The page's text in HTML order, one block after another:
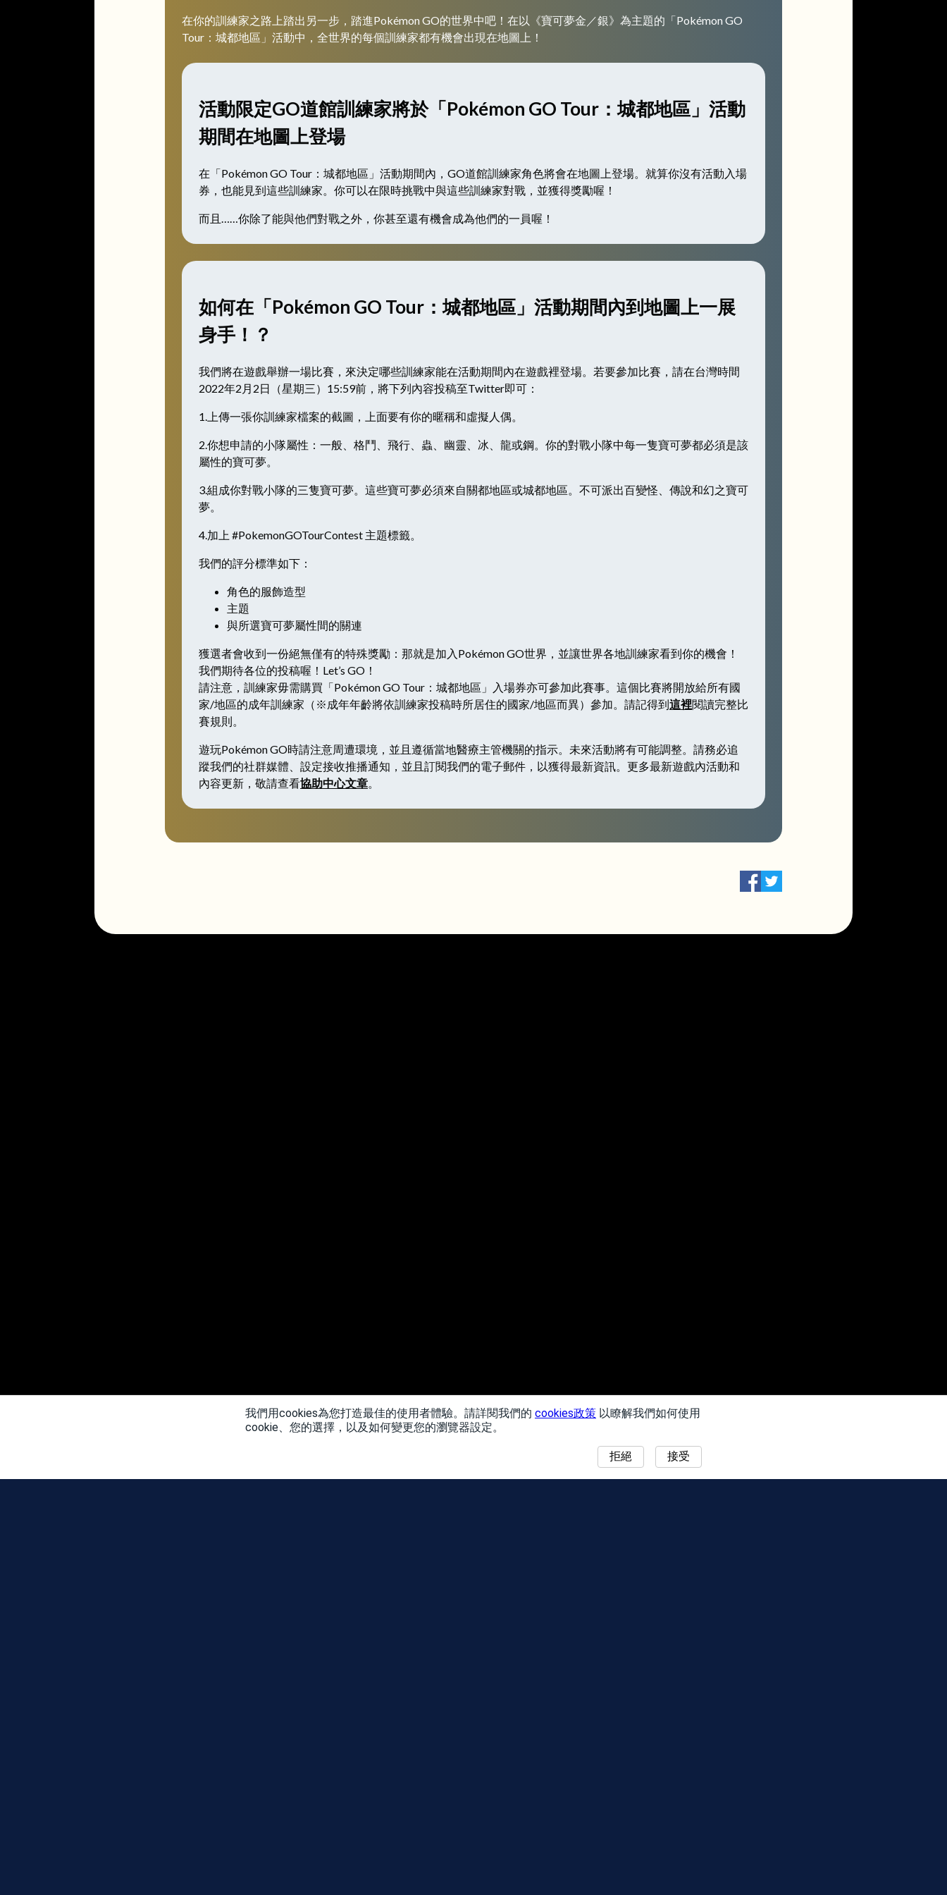
在你的訓練家之路上踏出另一步，踏進Pokémon GO的世界中吧！在以《寶可夢金／銀》為主題的「Pokémon GO
Tour：城都地區」活動中，全世界的每個訓練家都有機會出現在地圖上！
活動限定GO道館訓練家將於「Pokémon GO Tour：城都地區」活動
期間在地圖上登場
在「Pokémon GO Tour：城都地區」活動期間內，GO道館訓練家角色將會在地圖上登場。就算你沒有活動入場
券，也能見到這些訓練家。你可以在限時挑戰中與這些訓練家對戰，並獲得獎勵喔！
而且……你除了能與他們對戰之外，你甚至還有機會成為他們的一員喔！
如何在「Pokémon GO Tour：城都地區」活動期間內到地圖上一展
身手！？
我們將在遊戲舉辦一場比賽，來決定哪些訓練家能在活動期間內在遊戲裡登場。若要參加比賽，請在台灣時間
2022年2月2日（星期三）15:59前，將下列內容投稿至Twitter即可：
1.上傳一張你訓練家檔案的截圖，上面要有你的暱稱和虛擬人偶。
2.你想申請的小隊屬性：一般、格鬥、飛行、蟲、幽靈、冰、龍或鋼。你的對戰小隊中每一隻寶可夢都必須是該
屬性的寶可夢。
3.組成你對戰小隊的三隻寶可夢。這些寶可夢必須來自關都地區或城都地區。不可派出百變怪、傳說和幻之寶可
夢。
4.加上 #PokemonGOTourContest 主題標籤。
我們的評分標準如下：
角色的服飾造型
主題
與所選寶可夢屬性間的關連
獲選者會收到一份絕無僅有的特殊獎勵：那就是加入Pokémon GO世界，並讓世界各地訓練家看到你的機會！
我們期待各位的投稿喔！Let’s GO！
請注意，訓練家毋需購買「Pokémon GO Tour：城都地區」入場券亦可參加此賽事。這個比賽將開放給所有國
家/地區的成年訓練家（※成年年齡將依訓練家投稿時所居住的國家/地區而異）參加。請記得到這裡閱讀完整比
賽規則。
遊玩Pokémon GO時請注意周遭環境，並且遵循當地醫療主管機關的指示。未來活動將有可能調整。請務必追
蹤我們的社群媒體、設定接收推播通知，並且訂閱我們的電子郵件，以獲得最新資訊。更多最新遊戲內活動和
內容更新，敬請查看協助中心文章。
我們用cookies為您打造最佳的使用者體驗。請詳閱我們的 cookies政策 以瞭解我們如何使用
cookie、您的選擇，以及如何變更您的瀏覽器設定。
接受
拒絕